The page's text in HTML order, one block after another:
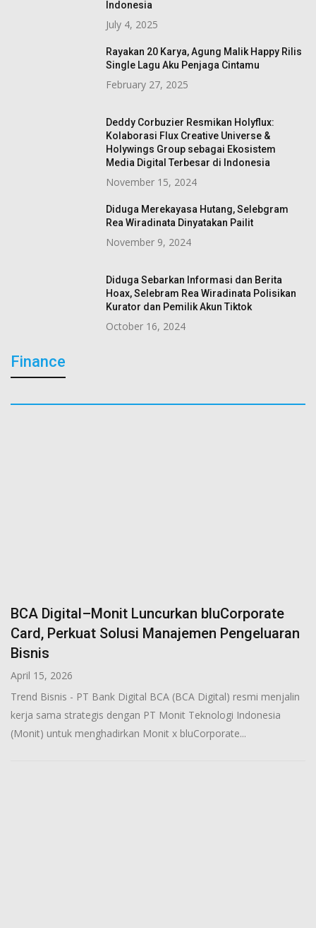
Indonesia
July 4, 2025
Rayakan 20 Karya, Agung Malik Happy Rilis
Single Lagu Aku Penjaga Cintamu
February 27, 2025
Deddy Corbuzier Resmikan Holyflux:
Kolaborasi Flux Creative Universe &
Holywings Group sebagai Ekosistem
Media Digital Terbesar di Indonesia
November 15, 2024
Diduga Merekayasa Hutang, Selebgram
Rea Wiradinata Dinyatakan Pailit
November 9, 2024
Diduga Sebarkan Informasi dan Berita
Hoax, Selebram Rea Wiradinata Polisikan
Kurator dan Pemilik Akun Tiktok
October 16, 2024
Finance
BCA Digital–Monit Luncurkan bluCorporate
Card, Perkuat Solusi Manajemen Pengeluaran
Bisnis
April 15, 2026
Trend Bisnis - PT Bank Digital BCA (BCA Digital) resmi menjalin
kerja sama strategis dengan PT Monit Teknologi Indonesia
(Monit) untuk menghadirkan Monit x bluCorporate...